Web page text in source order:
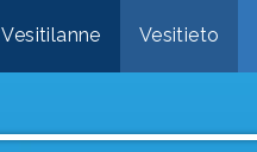
Vesitilanne Vesitieto